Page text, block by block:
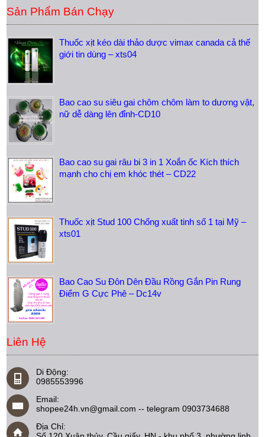
Sản Phẩm Bán Chạy
Thuốc xịt kéo dài thảo dược vimax canada cả thế
giới tin dùng – xts04
Bao cao su siêu gai chôm chôm làm to dương vật,
nữ dễ dàng lên đỉnh-CD10
Bao cao su gai râu bi 3 in 1 Xoắn ốc Kích thích
mạnh cho chị em khóc thét – CD22
Thuốc xịt Stud 100 Chống xuất tinh số 1 tại Mỹ –
xts01
Bao Cao Su Đôn Dên Đầu Rồng Gắn Pin Rung
Điểm G Cực Phê – Dc14v
Liên Hệ
Di Động:
0985553996
Email:
shopee24h.vn@gmail.com -- telegram 0903734688
Địa Chỉ: